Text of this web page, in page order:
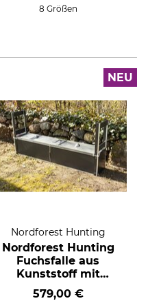
8 Größen
NEU
Nordforest Hunting
Nordforest Hunting
Fuchsfalle aus
Kunststoff mit
Trittbrettauslösung
579,00 €